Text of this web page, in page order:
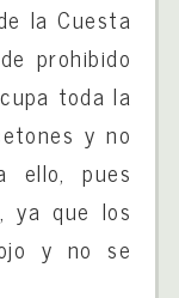
la Cuesta
prohibido
toda la
y no
ello, pues
ya que los
y no se